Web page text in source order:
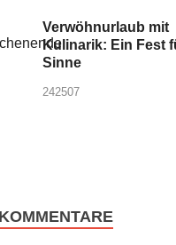
Verwöhnurlaub mit
Kulinarik: Ein Fest
Sinne
242507